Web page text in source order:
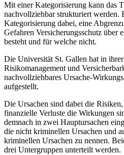
Mit einer Kategorisierung kann das
nachvollziehbar strukturiert werden.
Kategorisierung dabei, eine
Gefahren Versicherungsschutz über
besteht und für welche nicht.
Die Universität St. Gallen hat in
Risikomanagement und
nachvollziehbares Ursache-
aufgestellt.
Die Ursachen sind dabei die
finanzielle Verluste die Wirkungen
demnach in zwei Hauptursachen
die nicht kriminellen Ursachen und
kriminellen Ursachen zu nennen.
drei Untergruppen unterteilt werden.